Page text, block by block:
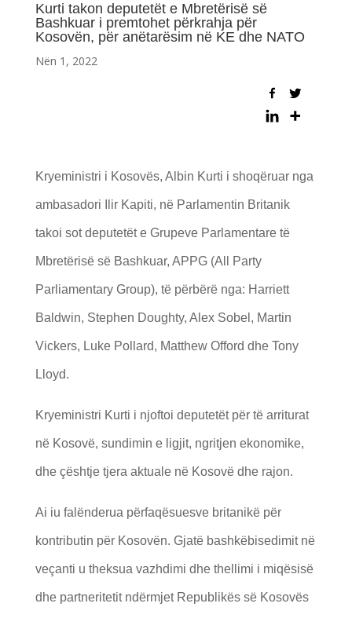
Kurti takon deputetët e Mbretërisë së
Bashkuar i premtohet përkrahja për
Kosovën, për anëtarësim në KE dhe NATO
Nën 1, 2022
Kryeministri i Kosovës, Albin Kurti i shoqëruar nga
ambasadori Ilir Kapiti, në Parlamentin Britanik
takoi sot deputetët e Grupeve Parlamentare të
Mbretërisë së Bashkuar, APPG (All Party
Parliamentary Group), të përbërë nga: Harriett
Baldwin, Stephen Doughty, Alex Sobel, Martin
Vickers, Luke Pollard, Matthew Offord dhe Tony
Lloyd.
Kryeministri Kurti i njoftoi deputetët për të arriturat
në Kosovë, sundimin e ligjit, ngritjen ekonomike,
dhe çështje tjera aktuale në Kosovë dhe rajon.
Ai iu falënderua përfaqësuesve britanikë për
kontributin për Kosovën. Gjatë bashkëbisedimit në
veçanti u theksua vazhdimi dhe thellimi i miqësisë
dhe partneritetit ndërmjet Republikës së Kosovës